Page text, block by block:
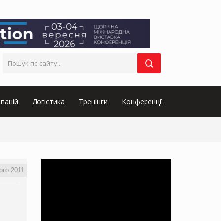
Логістика Тренінги Конференції
2011